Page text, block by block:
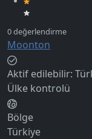
Moonton
Aktif edilebilir:
Ülke kontrolü
Bölge
Türkiye